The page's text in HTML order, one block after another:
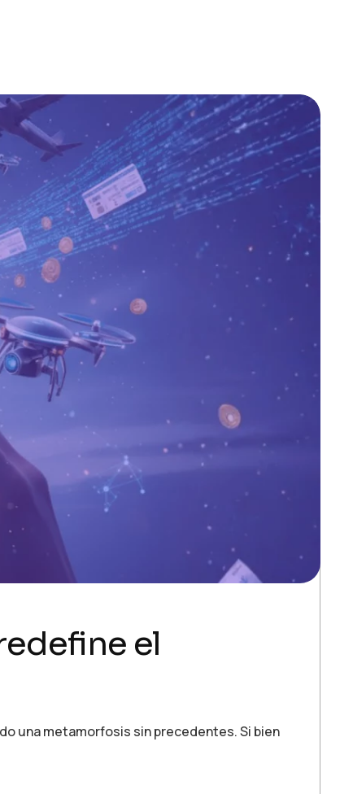
el
una metamorfosis sin precedentes. Si bien